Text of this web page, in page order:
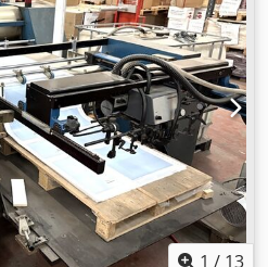
za bigovanje sa maksimalnim
na sat. Jednostavno
do 100 bigovanja ili
a u memoriju se može
može bigovati, perforirati i
za WIRE-O povezivanje i
"kraj serije" može biti
alatima: - digitalni komplet
B) - komplet za perforaciju
B) - komplet za
i glavu B) - produžetak za
bušenje u različitim
1 / 13